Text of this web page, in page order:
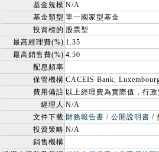
基金規模 N/A
基金類型 單一國家型基金
投資標的 股票型
最高經理費(%) 1.35
最高銷售費(%) 4.50
配息頻率
保管機構 CACEIS Bank,
費用備註 以上經理費為實際值，行
經理人 N/A
文件下載 財務報告書 / 公開說明書 /
投資策略 N/A
銷售機構